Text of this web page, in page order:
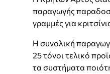
παραγωγής
γραμμές για
Η συνολική
25 τόνοι τελικό
τα συστήματα